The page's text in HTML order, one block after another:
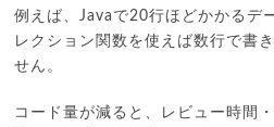
例えば、Javaで20行ほどかかるデ
レクション関数を使えば数行で書
せん。
コード量が減ると、レビュー時間